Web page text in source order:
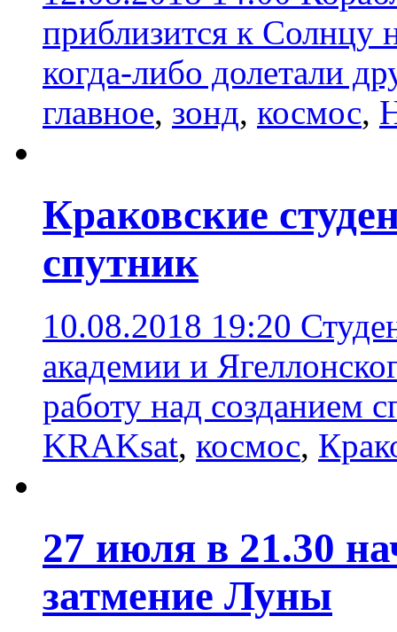
приблизится к
когда-либо долетали
главное, зонд, космос,
Краковские
спутник
10.08.2018 19:20
академии и
работу над созданием
KRAKsat, космос,
27 июля в 21.30
затмение Луны